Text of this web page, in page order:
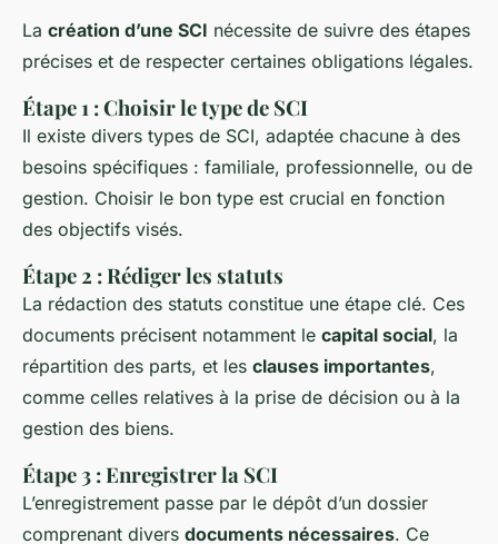
La création d’une SCI nécessite de suivre des étapes
précises et de respecter certaines obligations légales.
Étape 1 : Choisir le type de SCI
Il existe divers types de SCI, adaptée chacune à des
besoins spécifiques : familiale, professionnelle, ou de
gestion. Choisir le bon type est crucial en fonction
des objectifs visés.
Étape 2 : Rédiger les statuts
La rédaction des statuts constitue une étape clé. Ces
documents précisent notamment le capital social, la
répartition des parts, et les clauses importantes,
comme celles relatives à la prise de décision ou à la
gestion des biens.
Étape 3 : Enregistrer la SCI
L’enregistrement passe par le dépôt d’un dossier
comprenant divers documents nécessaires. Ce